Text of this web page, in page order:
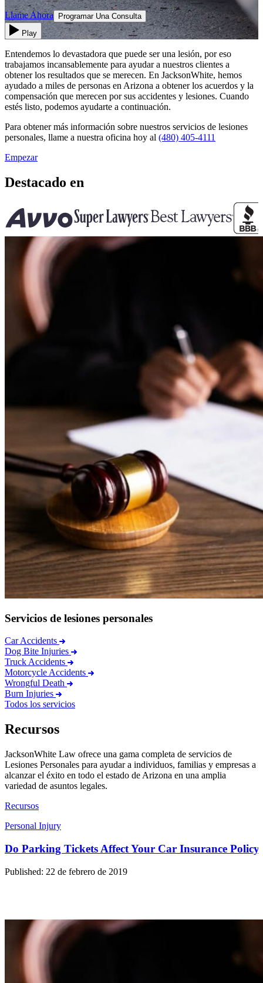
Llame Ahora
Programar Una Consulta
Play
Entendemos lo devastadora que puede ser una lesión, por eso
trabajamos incansablemente para ayudar a nuestros clientes a
obtener los resultados que se merecen. En JacksonWhite, hemos
ayudado a miles de personas en Arizona a obtener los acuerdos y la
compensación que merecen por sus accidentes y lesiones. Cuando
estés listo, podemos ayudarte a continuación.
Para obtener más información sobre nuestros servicios de lesiones
personales, llame a nuestra oficina hoy al (480) 405-4111
Empezar
Destacado en
Servicios de lesiones personales
Car Accidents
Dog Bite Injuries
Truck Accidents
Motorcycle Accidents
Wrongful Death
Burn Injuries
Todos los servicios
Recursos
JacksonWhite Law ofrece una gama completa de servicios de
Lesiones Personales para ayudar a individuos, familias y empresas a
alcanzar el éxito en todo el estado de Arizona en una amplia
variedad de asuntos legales.
Recursos
Personal Injury
Do Parking Tickets Affect Your Car Insurance
Published: 22 de febrero de 2019